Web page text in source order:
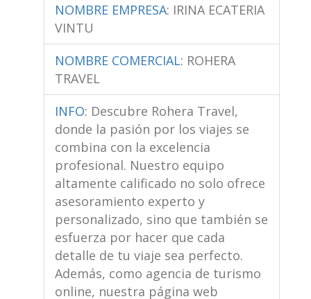
NOMBRE EMPRESA: IRINA ECATERIA
VINTU
NOMBRE COMERCIAL: ROHERA
TRAVEL
INFO: Descubre Rohera Travel,
donde la pasión por los viajes se
combina con la excelencia
profesional. Nuestro equipo
altamente calificado no solo ofrece
asesoramiento experto y
personalizado, sino que también se
esfuerza por hacer que cada
detalle de tu viaje sea perfecto.
Además, como agencia de turismo
online, nuestra página web